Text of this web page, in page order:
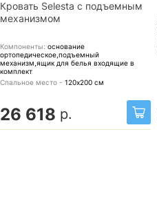
Кровать Selesta с подъемным
механизмом
Компоненты: основание
ортопедическое,подъемный
механизм,ящик для белья входящие в
комплект
Спальное место - 120х200 см
26 618 р.